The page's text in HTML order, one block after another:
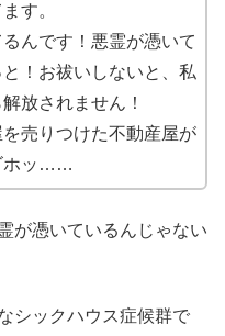
す。
んです！悪霊が憑いて
！お祓いしないと、私
放されません！
売りつけた不動産屋が
ホッ……
が憑いているんじゃない
シックハウス症候群で